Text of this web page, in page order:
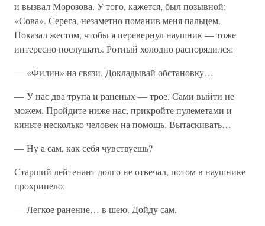
и вызвал Морозова. У того, кажется, был позывной:
«Сова». Серега, незаметно поманив меня пальцем.
Показал жестом, чтобы я перевернул наушник — тоже
интересно послушать. Ротный холодно распорядился:
— «Филин» на связи. Докладывай обстановку…
— У нас два трупа и раненых — трое. Сами выйти не
можем. Пройдите ниже нас, прикройте пулеметами и
киньте несколько человек на помощь. Вытаскивать…
— Ну а сам, как себя чувствуешь?
Старший лейтенант долго не отвечал, потом в наушнике
прохрипело:
— Легкое ранение… в шею. Дойду сам.